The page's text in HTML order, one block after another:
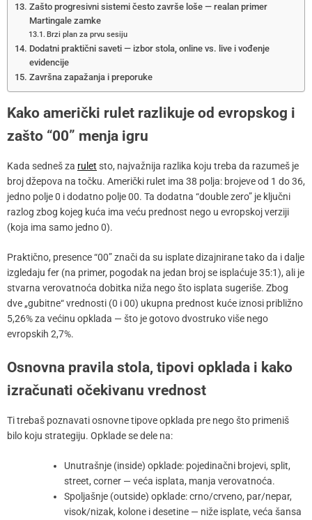
Zašto progresivni sistemi često završe loše — realan primer
Martingale zamke
Brzi plan za prvu sesiju
Dodatni praktični saveti — izbor stola, online vs. live i vođenje
evidencije
Završna zapažanja i preporuke
Kako američki rulet razlikuje od evropskog i
zašto “00” menja igru
Kada sedneš za rulet sto, najvažnija razlika koju treba da razumeš je
broj džepova na točku. Američki rulet ima 38 polja: brojeve od 1 do 36,
jedno polje 0 i dodatno polje 00. Ta dodatna “double zero” je ključni
razlog zbog kojeg kuća ima veću prednost nego u evropskoj verziji
(koja ima samo jedno 0).
Praktično, presence “00” znači da su isplate dizajnirane tako da i dalje
izgledaju fer (na primer, pogodak na jedan broj se isplaćuje 35:1), ali je
stvarna verovatnoća dobitka niža nego što isplata sugeriše. Zbog
dve „gubitne“ vrednosti (0 i 00) ukupna prednost kuće iznosi približno
5,26% za većinu opklada — što je gotovo dvostruko više nego
evropskih 2,7%.
Osnovna pravila stola, tipovi opklada i kako
izračunati očekivanu vrednost
Ti trebaš poznavati osnovne tipove opklada pre nego što primeniš
bilo koju strategiju. Opklade se dele na:
Unutrašnje (inside) opklade: pojedinačni brojevi, split,
street, corner — veća isplata, manja verovatnoća.
Spoljašnje (outside) opklade: crno/crveno, par/nepar,
visok/nizak, kolone i desetine — niže isplate, veća šansa